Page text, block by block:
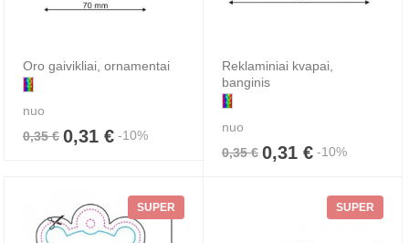
Oro gaivikliai, ornamentai
nuo
0,35 € 0,31 € -10%
Reklaminiai kvapai,
banginis
nuo
0,35 € 0,31 € -10%
SUPER SUPER